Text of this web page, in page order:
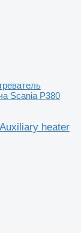
Scania P380
heater